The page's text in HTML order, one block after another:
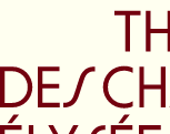
Aller au